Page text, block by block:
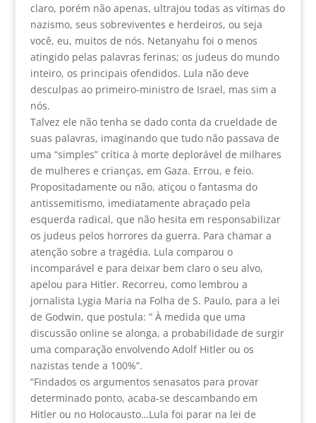
claro, porém não apenas, ultrajou todas as vítimas do
nazismo, seus sobreviventes e herdeiros, ou seja
você, eu, muitos de nós. Netanyahu foi o menos
atingido pelas palavras ferinas; os judeus do mundo
inteiro, os principais ofendidos. Lula não deve
desculpas ao primeiro-ministro de Israel, mas sim a
nós.
Talvez ele não tenha se dado conta da crueldade de
suas palavras, imaginando que tudo não passava de
uma “simples” crítica à morte deplorável de milhares
de mulheres e crianças, em Gaza. Errou, e feio.
Propositadamente ou não, atiçou o fantasma do
antissemitismo, imediatamente abraçado pela
esquerda radical, que não hesita em responsabilizar
os judeus pelos horrores da guerra. Para chamar a
atenção sobre a tragédia, Lula comparou o
incomparável e para deixar bem claro o seu alvo,
apelou para Hitler. Recorreu, como lembrou a
jornalista Lygia Maria na Folha de S. Paulo, para a lei
de Godwin, que postula: ” À medida que uma
discussão online se alonga, a probabilidade de surgir
uma comparação envolvendo Adolf Hitler ou os
nazistas tende a 100%”.
“Findados os argumentos senasatos para provar
determinado ponto, acaba-se descambando em
Hitler ou no Holocausto…Lula foi parar na lei de